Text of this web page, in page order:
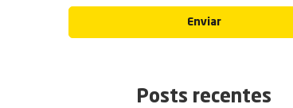
Enviar
Posts recentes